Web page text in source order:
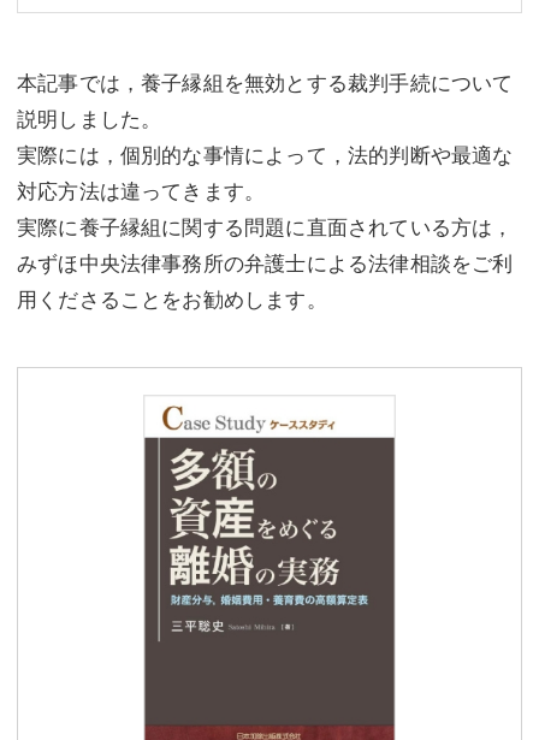
本記事では，養子縁組を無効とする裁判手続について
説明しました。
実際には，個別的な事情によって，法的判断や最適な
対応方法は違ってきます。
実際に養子縁組に関する問題に直面されている方は，
みずほ中央法律事務所の弁護士による法律相談をご利
用くださることをお勧めします。